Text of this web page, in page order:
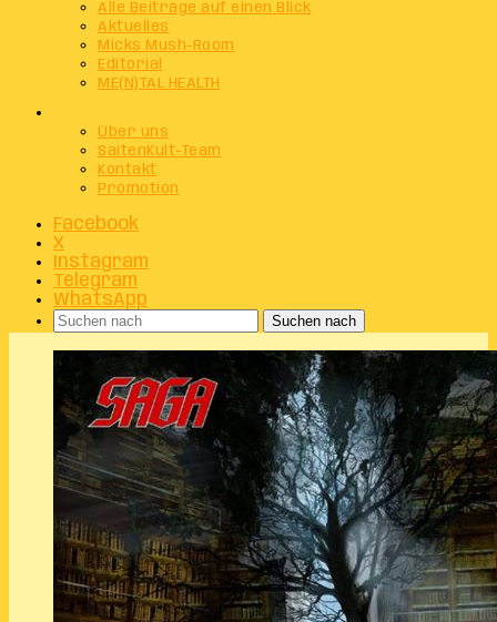
Alle Beiträge auf einen Blick
Aktuelles
Micks Mush-Room
Editorial
ME(N)TAL HEALTH
Über uns
SaitenKult-Team
Kontakt
Promotion
Facebook
X
Instagram
Telegram
WhatsApp
Suchen nach